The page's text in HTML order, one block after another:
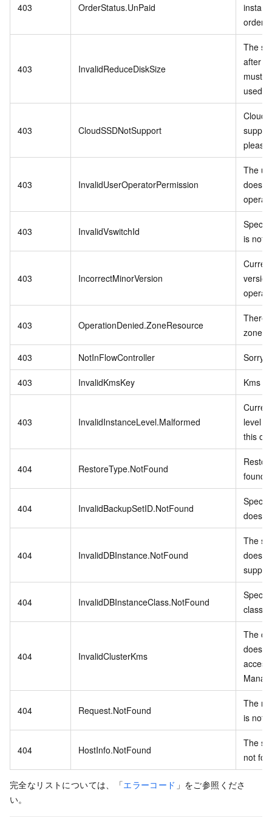
403 OrderStatus.UnPaid
order.
403 InvalidReduceDiskSize
The
after
must
used
403 CloudSSDNotSupport
Cloud
please
403 InvalidUserOperatorPermission
The
does
403 InvalidVswitchId
is not
403 IncorrectMinorVersion
403 OperationDenied.ZoneResource
There
zone
403 NotInFlowController
403 InvalidKmsKey Kms
403 InvalidInstanceLevel.Malformed
level
this
404 RestoreType.NotFound
found.
404 InvalidBackupSetID.NotFound
does
404 InvalidDBInstance.NotFound
The
does
404 InvalidDBInstanceClass.NotFound
class
404 InvalidClusterKms
The
does
404 Request.NotFound
The
is not
404 HostInfo.NotFound
The
not
完全なリストについては、「エラーコード 」をご参照くださ
い。